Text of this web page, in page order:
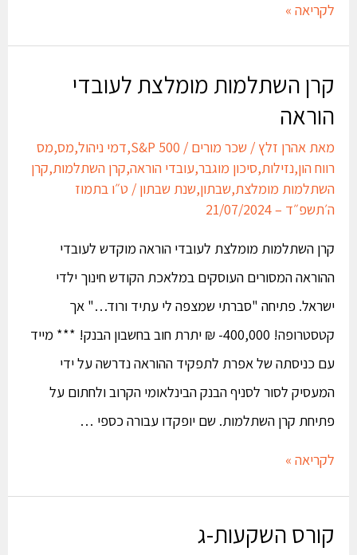
לקריאה »
קרן השתלמות מומלצת לעובדי
הוראה
מאתאהרן זלץ/שכר מורים/
S&P 500
,דמי ניהול,מס,מס
רווח הון,נזילות,סיכון מוגבר,עובדי הוראה,קרן השתלמות,קרן
השתלמות מומלצת,שבתון,שנת שבתון/ט״ו בתמוז
ה׳תשפ״ד – 21/07/2024
קרן השתלמות מומלצת לעובדי הוראה מוקדש לעובדי
ההוראה המסורים העוסקים במלאכת הקודש חינוך ילדי
ישראל. פתיחה "סברתי שמצפה לי עתיד ורוד…" אך
קטסטרופה! 400,000- ₪ יתרת חוב בחשבון הבנק! *** מייד
עם כניסתה של אפרת לתפקיד ההוראה נדרשה על ידי
המעסיק לסור לסניף הבנק הבינלאומי הקרוב ולחתום על
פתיחת קרן השתלמות. שם יופקדו עבורה כספי …
לקריאה »
קורס השקעות-ג